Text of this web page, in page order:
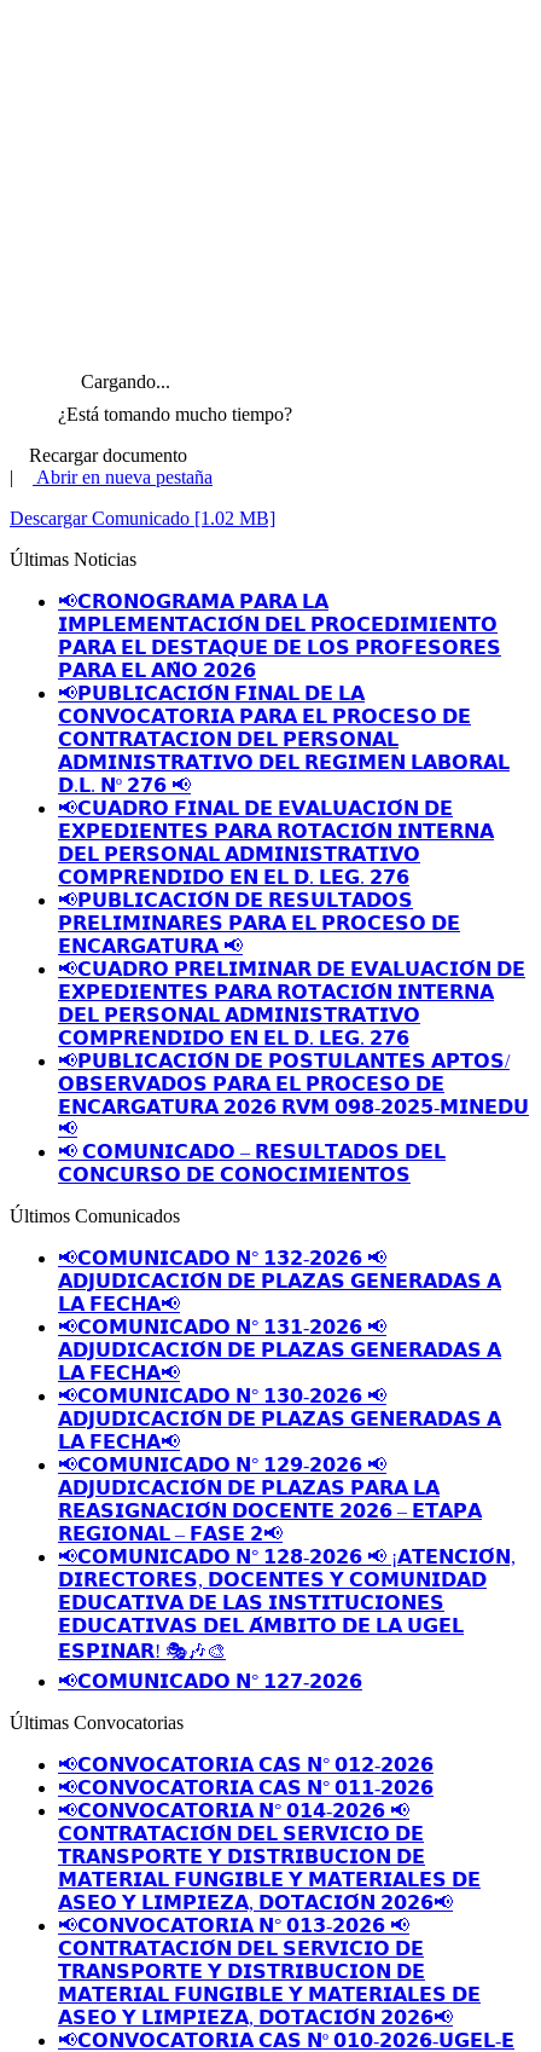
Cargando...
¿Está tomando mucho tiempo?
Recargar documento
|
Abrir en nueva pestaña
Descargar Comunicado [1.02 MB]
Últimas Noticias
📢𝗖𝗥𝗢𝗡𝗢𝗚𝗥𝗔𝗠𝗔 𝗣𝗔𝗥𝗔 𝗟𝗔
𝗜𝗠𝗣𝗟𝗘𝗠𝗘𝗡𝗧𝗔𝗖𝗜𝗢́𝗡 𝗗𝗘𝗟 𝗣𝗥𝗢𝗖𝗘𝗗𝗜𝗠𝗜𝗘𝗡𝗧𝗢
𝗣𝗔𝗥𝗔 𝗘𝗟 𝗗𝗘𝗦𝗧𝗔𝗤𝗨𝗘 𝗗𝗘 𝗟𝗢𝗦 𝗣𝗥𝗢𝗙𝗘𝗦𝗢𝗥𝗘𝗦
𝗣𝗔𝗥𝗔 𝗘𝗟 𝗔𝗡̃𝗢 𝟮𝟬𝟮𝟲
📢𝗣𝗨𝗕𝗟𝗜𝗖𝗔𝗖𝗜𝗢́𝗡 𝗙𝗜𝗡𝗔𝗟 𝗗𝗘 𝗟𝗔
𝗖𝗢𝗡𝗩𝗢𝗖𝗔𝗧𝗢𝗥𝗜𝗔 𝗣𝗔𝗥𝗔 𝗘𝗟 𝗣𝗥𝗢𝗖𝗘𝗦𝗢 𝗗𝗘
𝗖𝗢𝗡𝗧𝗥𝗔𝗧𝗔𝗖𝗜𝗢𝗡 𝗗𝗘𝗟 𝗣𝗘𝗥𝗦𝗢𝗡𝗔𝗟
𝗔𝗗𝗠𝗜𝗡𝗜𝗦𝗧𝗥𝗔𝗧𝗜𝗩𝗢 𝗗𝗘𝗟 𝗥𝗘𝗚𝗜𝗠𝗘𝗡 𝗟𝗔𝗕𝗢𝗥𝗔𝗟
𝗗.𝗟. 𝗡º 𝟮𝟳𝟲 📢
📢𝗖𝗨𝗔𝗗𝗥𝗢 𝗙𝗜𝗡𝗔𝗟 𝗗𝗘 𝗘𝗩𝗔𝗟𝗨𝗔𝗖𝗜𝗢́𝗡 𝗗𝗘
𝗘𝗫𝗣𝗘𝗗𝗜𝗘𝗡𝗧𝗘𝗦 𝗣𝗔𝗥𝗔 𝗥𝗢𝗧𝗔𝗖𝗜𝗢́𝗡 𝗜𝗡𝗧𝗘𝗥𝗡𝗔
𝗗𝗘𝗟 𝗣𝗘𝗥𝗦𝗢𝗡𝗔𝗟 𝗔𝗗𝗠𝗜𝗡𝗜𝗦𝗧𝗥𝗔𝗧𝗜𝗩𝗢
𝗖𝗢𝗠𝗣𝗥𝗘𝗡𝗗𝗜𝗗𝗢 𝗘𝗡 𝗘𝗟 𝗗. 𝗟𝗘𝗚. 𝟮𝟳𝟲
📢𝗣𝗨𝗕𝗟𝗜𝗖𝗔𝗖𝗜𝗢́𝗡 𝗗𝗘 𝗥𝗘𝗦𝗨𝗟𝗧𝗔𝗗𝗢𝗦
𝗣𝗥𝗘𝗟𝗜𝗠𝗜𝗡𝗔𝗥𝗘𝗦 𝗣𝗔𝗥𝗔 𝗘𝗟 𝗣𝗥𝗢𝗖𝗘𝗦𝗢 𝗗𝗘
𝗘𝗡𝗖𝗔𝗥𝗚𝗔𝗧𝗨𝗥𝗔 📢
📢𝗖𝗨𝗔𝗗𝗥𝗢 𝗣𝗥𝗘𝗟𝗜𝗠𝗜𝗡𝗔𝗥 𝗗𝗘 𝗘𝗩𝗔𝗟𝗨𝗔𝗖𝗜𝗢́𝗡 𝗗𝗘
𝗘𝗫𝗣𝗘𝗗𝗜𝗘𝗡𝗧𝗘𝗦 𝗣𝗔𝗥𝗔 𝗥𝗢𝗧𝗔𝗖𝗜𝗢́𝗡 𝗜𝗡𝗧𝗘𝗥𝗡𝗔
𝗗𝗘𝗟 𝗣𝗘𝗥𝗦𝗢𝗡𝗔𝗟 𝗔𝗗𝗠𝗜𝗡𝗜𝗦𝗧𝗥𝗔𝗧𝗜𝗩𝗢
𝗖𝗢𝗠𝗣𝗥𝗘𝗡𝗗𝗜𝗗𝗢 𝗘𝗡 𝗘𝗟 𝗗. 𝗟𝗘𝗚. 𝟮𝟳𝟲
📢𝗣𝗨𝗕𝗟𝗜𝗖𝗔𝗖𝗜𝗢́𝗡 𝗗𝗘 𝗣𝗢𝗦𝗧𝗨𝗟𝗔𝗡𝗧𝗘𝗦 𝗔𝗣𝗧𝗢𝗦/
𝗢𝗕𝗦𝗘𝗥𝗩𝗔𝗗𝗢𝗦 𝗣𝗔𝗥𝗔 𝗘𝗟 𝗣𝗥𝗢𝗖𝗘𝗦𝗢 𝗗𝗘
𝗘𝗡𝗖𝗔𝗥𝗚𝗔𝗧𝗨𝗥𝗔 𝟮𝟬𝟮𝟲 𝗥𝗩𝗠 𝟬𝟵𝟴-𝟮𝟬𝟮𝟱-𝗠𝗜𝗡𝗘𝗗𝗨
📢
📢 𝗖𝗢𝗠𝗨𝗡𝗜𝗖𝗔𝗗𝗢 – 𝗥𝗘𝗦𝗨𝗟𝗧𝗔𝗗𝗢𝗦 𝗗𝗘𝗟
𝗖𝗢𝗡𝗖𝗨𝗥𝗦𝗢 𝗗𝗘 𝗖𝗢𝗡𝗢𝗖𝗜𝗠𝗜𝗘𝗡𝗧𝗢𝗦
Últimos Comunicados
📢𝗖𝗢𝗠𝗨𝗡𝗜𝗖𝗔𝗗𝗢 𝗡° 𝟭𝟯𝟮-𝟮𝟬𝟮𝟲 📢
𝗔𝗗𝗝𝗨𝗗𝗜𝗖𝗔𝗖𝗜𝗢́𝗡 𝗗𝗘 𝗣𝗟𝗔𝗭𝗔𝗦 𝗚𝗘𝗡𝗘𝗥𝗔𝗗𝗔𝗦 𝗔
𝗟𝗔 𝗙𝗘𝗖𝗛𝗔📢
📢𝗖𝗢𝗠𝗨𝗡𝗜𝗖𝗔𝗗𝗢 𝗡° 𝟭𝟯𝟭-𝟮𝟬𝟮𝟲 📢
𝗔𝗗𝗝𝗨𝗗𝗜𝗖𝗔𝗖𝗜𝗢́𝗡 𝗗𝗘 𝗣𝗟𝗔𝗭𝗔𝗦 𝗚𝗘𝗡𝗘𝗥𝗔𝗗𝗔𝗦 𝗔
𝗟𝗔 𝗙𝗘𝗖𝗛𝗔📢
📢𝗖𝗢𝗠𝗨𝗡𝗜𝗖𝗔𝗗𝗢 𝗡° 𝟭𝟯𝟬-𝟮𝟬𝟮𝟲 📢
𝗔𝗗𝗝𝗨𝗗𝗜𝗖𝗔𝗖𝗜𝗢́𝗡 𝗗𝗘 𝗣𝗟𝗔𝗭𝗔𝗦 𝗚𝗘𝗡𝗘𝗥𝗔𝗗𝗔𝗦 𝗔
𝗟𝗔 𝗙𝗘𝗖𝗛𝗔📢
📢𝗖𝗢𝗠𝗨𝗡𝗜𝗖𝗔𝗗𝗢 𝗡° 𝟭𝟮𝟵-𝟮𝟬𝟮𝟲 📢
𝗔𝗗𝗝𝗨𝗗𝗜𝗖𝗔𝗖𝗜𝗢́𝗡 𝗗𝗘 𝗣𝗟𝗔𝗭𝗔𝗦 𝗣𝗔𝗥𝗔 𝗟𝗔
𝗥𝗘𝗔𝗦𝗜𝗚𝗡𝗔𝗖𝗜𝗢́𝗡 𝗗𝗢𝗖𝗘𝗡𝗧𝗘 𝟮𝟬𝟮𝟲 – 𝗘𝗧𝗔𝗣𝗔
𝗥𝗘𝗚𝗜𝗢𝗡𝗔𝗟 – 𝗙𝗔𝗦𝗘 𝟮📢
📢𝗖𝗢𝗠𝗨𝗡𝗜𝗖𝗔𝗗𝗢 𝗡° 𝟭𝟮𝟴-𝟮𝟬𝟮𝟲 📢 ¡𝗔𝗧𝗘𝗡𝗖𝗜𝗢́𝗡,
𝗗𝗜𝗥𝗘𝗖𝗧𝗢𝗥𝗘𝗦, 𝗗𝗢𝗖𝗘𝗡𝗧𝗘𝗦 𝗬 𝗖𝗢𝗠𝗨𝗡𝗜𝗗𝗔𝗗
𝗘𝗗𝗨𝗖𝗔𝗧𝗜𝗩𝗔 𝗗𝗘 𝗟𝗔𝗦 𝗜𝗡𝗦𝗧𝗜𝗧𝗨𝗖𝗜𝗢𝗡𝗘𝗦
𝗘𝗗𝗨𝗖𝗔𝗧𝗜𝗩𝗔𝗦 𝗗𝗘𝗟 𝗔́𝗠𝗕𝗜𝗧𝗢 𝗗𝗘 𝗟𝗔 𝗨𝗚𝗘𝗟
𝗘𝗦𝗣𝗜𝗡𝗔𝗥! 🎭🎶🎨
📢𝗖𝗢𝗠𝗨𝗡𝗜𝗖𝗔𝗗𝗢 𝗡° 𝟭𝟮𝟳-𝟮𝟬𝟮𝟲
Últimas Convocatorias
📢𝗖𝗢𝗡𝗩𝗢𝗖𝗔𝗧𝗢𝗥𝗜𝗔 𝗖𝗔𝗦 𝗡° 𝟬𝟭𝟮-𝟮𝟬𝟮𝟲
📢𝗖𝗢𝗡𝗩𝗢𝗖𝗔𝗧𝗢𝗥𝗜𝗔 𝗖𝗔𝗦 𝗡° 𝟬𝟭𝟭-𝟮𝟬𝟮𝟲
📢𝗖𝗢𝗡𝗩𝗢𝗖𝗔𝗧𝗢𝗥𝗜𝗔 𝗡° 𝟬𝟭𝟰-𝟮𝟬𝟮𝟲 📢
𝗖𝗢𝗡𝗧𝗥𝗔𝗧𝗔𝗖𝗜𝗢́𝗡 𝗗𝗘𝗟 𝗦𝗘𝗥𝗩𝗜𝗖𝗜𝗢 𝗗𝗘
𝗧𝗥𝗔𝗡𝗦𝗣𝗢𝗥𝗧𝗘 𝗬 𝗗𝗜𝗦𝗧𝗥𝗜𝗕𝗨𝗖𝗜𝗢𝗡 𝗗𝗘
𝗠𝗔𝗧𝗘𝗥𝗜𝗔𝗟 𝗙𝗨𝗡𝗚𝗜𝗕𝗟𝗘 𝗬 𝗠𝗔𝗧𝗘𝗥𝗜𝗔𝗟𝗘𝗦 𝗗𝗘
𝗔𝗦𝗘𝗢 𝗬 𝗟𝗜𝗠𝗣𝗜𝗘𝗭𝗔, 𝗗𝗢𝗧𝗔𝗖𝗜𝗢́𝗡 𝟮𝟬𝟮𝟲📢
📢𝗖𝗢𝗡𝗩𝗢𝗖𝗔𝗧𝗢𝗥𝗜𝗔 𝗡° 𝟬𝟭𝟯-𝟮𝟬𝟮𝟲 📢
𝗖𝗢𝗡𝗧𝗥𝗔𝗧𝗔𝗖𝗜𝗢́𝗡 𝗗𝗘𝗟 𝗦𝗘𝗥𝗩𝗜𝗖𝗜𝗢 𝗗𝗘
𝗧𝗥𝗔𝗡𝗦𝗣𝗢𝗥𝗧𝗘 𝗬 𝗗𝗜𝗦𝗧𝗥𝗜𝗕𝗨𝗖𝗜𝗢𝗡 𝗗𝗘
𝗠𝗔𝗧𝗘𝗥𝗜𝗔𝗟 𝗙𝗨𝗡𝗚𝗜𝗕𝗟𝗘 𝗬 𝗠𝗔𝗧𝗘𝗥𝗜𝗔𝗟𝗘𝗦 𝗗𝗘
𝗔𝗦𝗘𝗢 𝗬 𝗟𝗜𝗠𝗣𝗜𝗘𝗭𝗔, 𝗗𝗢𝗧𝗔𝗖𝗜𝗢́𝗡 𝟮𝟬𝟮𝟲📢
📢𝗖𝗢𝗡𝗩𝗢𝗖𝗔𝗧𝗢𝗥𝗜𝗔 𝗖𝗔𝗦 𝗡º 𝟬𝟭𝟬-𝟮𝟬𝟮𝟲-𝗨𝗚𝗘𝗟-𝗘